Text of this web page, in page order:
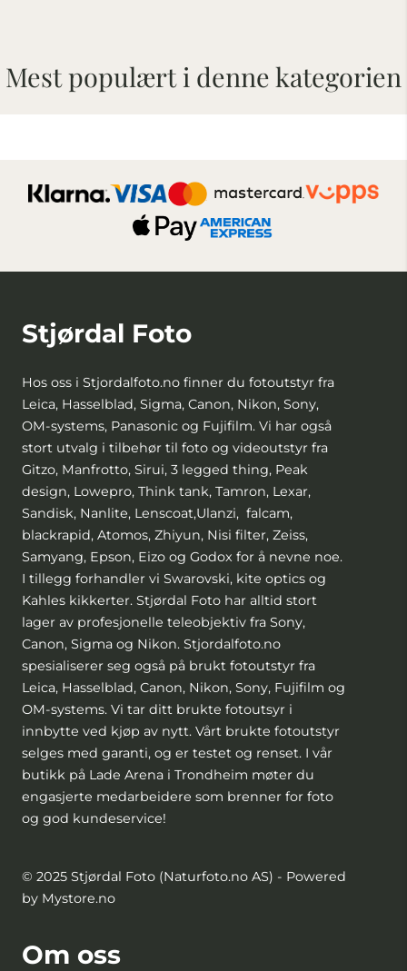
Mest populært i denne kategorien
Stjørdal Foto
Hos oss i Stjordalfoto.no finner du fotoutstyr fra
Leica, Hasselblad, Sigma, Canon, Nikon, Sony,
OM-systems, Panasonic og Fujifilm. Vi har også
stort utvalg i tilbehør til foto og videoutstyr fra
Gitzo, Manfrotto, Sirui, 3 legged thing, Peak
design, Lowepro, Think tank, Tamron, Lexar,
Sandisk, Nanlite, Lenscoat,Ulanzi, falcam,
blackrapid, Atomos, Zhiyun, Nisi filter, Zeiss,
Samyang, Epson, Eizo og Godox for å nevne noe.
I tillegg forhandler vi Swarovski, kite optics og
Kahles kikkerter. Stjørdal Foto har alltid stort
lager av profesjonelle teleobjektiv fra Sony,
Canon, Sigma og Nikon. Stjordalfoto.no
spesialiserer seg også på brukt fotoutstyr fra
Leica, Hasselblad, Canon, Nikon, Sony, Fujifilm og
OM-systems. Vi tar ditt brukte fotoutsyr i
innbytte ved kjøp av nytt. Vårt brukte fotoutstyr
selges med garanti, og er testet og renset. I vår
butikk på Lade Arena i Trondheim møter du
engasjerte medarbeidere som brenner for foto
og god kundeservice!
© 2025 Stjørdal Foto (Naturfoto.no AS) - Powered
by Mystore.no
Om oss